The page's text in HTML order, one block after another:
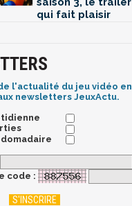
qui fait plaisir
l'actualité du jeu vidéo en
newsletters JeuxActu.
code :